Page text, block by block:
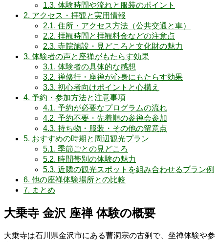
1.3. 体験時間や流れと服装のポイント
2. アクセス・拝観と実用情報
2.1. 住所・アクセス方法（公共交通と車）
2.2. 拝観時間と拝観料金などの注意点
2.3. 寺院施設・見どころと文化財の魅力
3. 体験者の声と座禅がもたらす効果
3.1. 体験者の具体的な感想
3.2. 禅修行・座禅が心身にもたらす効果
3.3. 初心者向けポイントと心構え
4. 予約・参加方法と注意事項
4.1. 予約が必要なプログラムの流れ
4.2. 予約不要・先着順の参禅会参加
4.3. 持ち物・服装・その他の留意点
5. おすすめの時期と周辺観光プラン
5.1. 季節ごとの見どころ
5.2. 時間帯別の体験の魅力
5.3. 近隣の観光スポットを組み合わせるプラン例
6. 他の座禅体験場所との比較
7. まとめ
大乗寺 金沢 座禅 体験の概要
大乗寺は石川県金沢市にある曹洞宗の古刹で、坐禅体験や参